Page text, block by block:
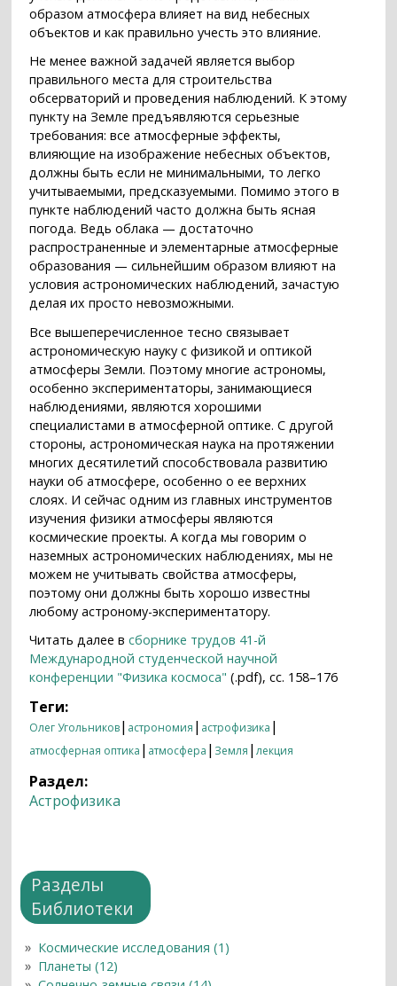
образом атмосфера влияет на вид небесных
объектов и как правильно учесть это влияние.
Не менее важной задачей является выбор
правильного места для строительства
обсерваторий и проведения наблюдений. К этому
пункту на Земле предъявляются серьезные
требования: все атмосферные эффекты,
влияющие на изображение небесных объектов,
должны быть если не минимальными, то легко
учитываемыми, предсказуемыми. Помимо этого в
пункте наблюдений часто должна быть ясная
погода. Ведь облака — достаточно
распространенные и элементарные атмосферные
образования — сильнейшим образом влияют на
условия астрономических наблюдений, зачастую
делая их просто невозможными.
Все вышеперечисленное тесно связывает
астрономическую науку с физикой и оптикой
атмосферы Земли. Поэтому многие астрономы,
особенно экспериментаторы, занимающиеся
наблюдениями, являются хорошими
специалистами в атмосферной оптике. С другой
стороны, астрономическая наука на протяжении
многих десятилетий способствовала развитию
науки об атмосфере, особенно о ее верхних
слоях. И сейчас одним из главных инструментов
изучения физики атмосферы являются
космические проекты. А когда мы говорим о
наземных астрономических наблюдениях, мы не
можем не учитывать свойства атмосферы,
поэтому они должны быть хорошо известны
любому астроному-экспериментатору.
Читать далее всборнике трудов 41-й
Международной студенческой научной
конференции "Физика космоса" (.pdf), сс. 158–176
Теги:
Олег Угольников| астрономия | астрофизика |
атмосферная оптика | атмосфера | Земля |лекция
Раздел:
Астрофизика
Разделы
Библиотеки
Космические исследования (1)
Планеты (12)